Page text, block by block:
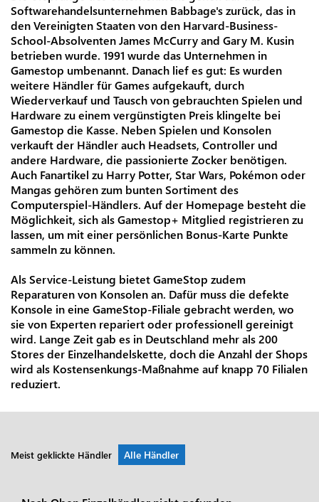
Softwarehandelsunternehmen Babbage's zurück, das in
den Vereinigten Staaten von den Harvard-Business-
School-Absolventen James McCurry and Gary M. Kusin
betrieben wurde. 1991 wurde das Unternehmen in
Gamestop umbenannt. Danach lief es gut: Es wurden
weitere Händler für Games aufgekauft, durch
Wiederverkauf und Tausch von gebrauchten Spielen und
Hardware zu einem vergünstigten Preis klingelte bei
Gamestop die Kasse. Neben Spielen und Konsolen
verkauft der Händler auch Headsets, Controller und
andere Hardware, die passionierte Zocker benötigen.
Auch Fanartikel zu Harry Potter, Star Wars, Pokémon oder
Mangas gehören zum bunten Sortiment des
Computerspiel-Händlers. Auf der Homepage besteht die
Möglichkeit, sich als Gamestop+ Mitglied registrieren zu
lassen, um mit einer persönlichen Bonus-Karte Punkte
sammeln zu können.
Als Service-Leistung bietet GameStop zudem
Reparaturen von Konsolen an. Dafür muss die defekte
Konsole in eine GameStop-Filiale gebracht werden, wo
sie von Experten repariert oder professionell gereinigt
wird. Lange Zeit gab es in Deutschland mehr als 200
Stores der Einzelhandelskette, doch die Anzahl der Shops
wird als Kostensenkungs-Maßnahme auf knapp 70 Filialen
reduziert.
Meist geklickte Händler Alle Händler